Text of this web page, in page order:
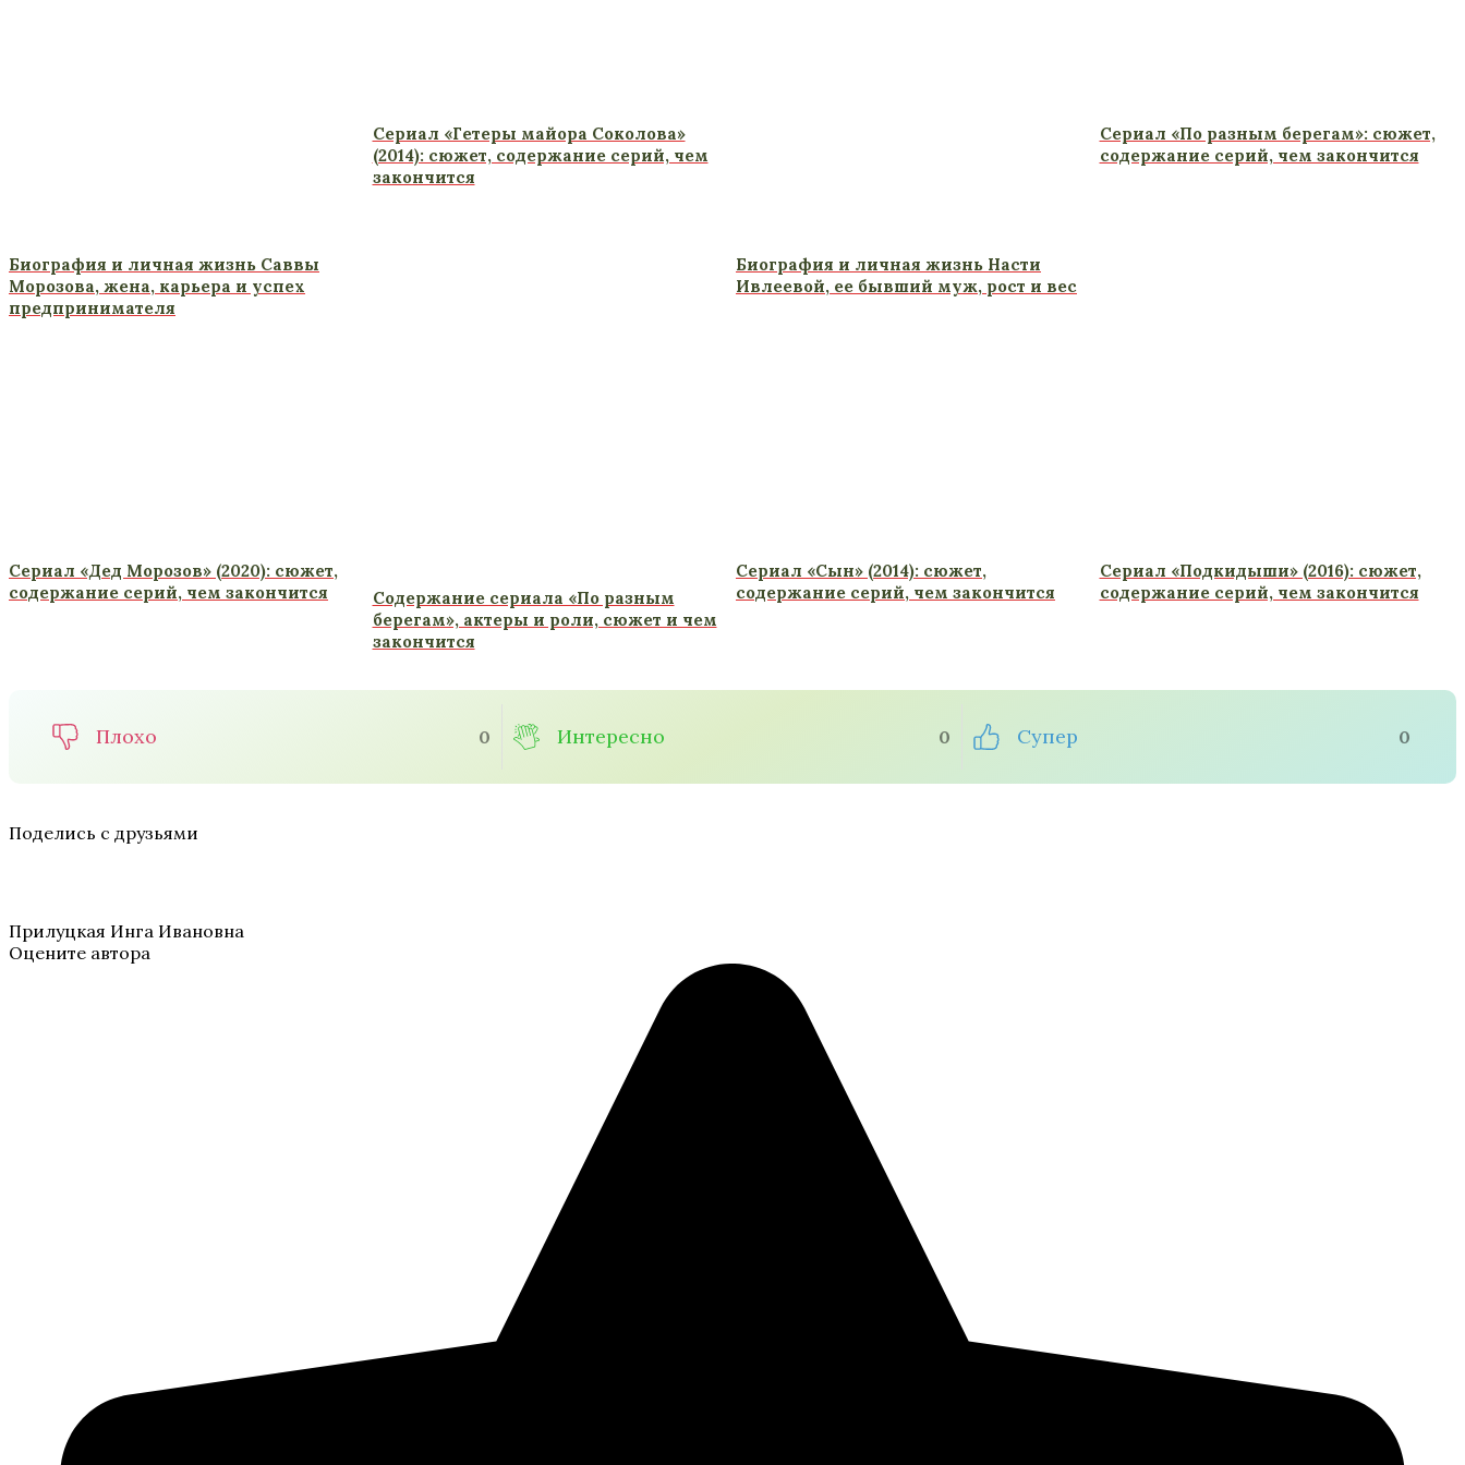
Биография и личная жизнь Саввы
Морозова, жена, карьера и успех
предпринимателя
Сериал «Гетеры майора Соколова»
(2014): сюжет, содержание серий, чем
закончится
Биография и личная жизнь Насти
Ивлеевой, ее бывший муж, рост и вес
Сериал «По разным берегам»: сюжет,
содержание серий, чем закончится
Сериал «Дед Морозов» (2020): сюжет,
содержание серий, чем закончится
Содержание сериала «По разным
берегам», актеры и роли, сюжет и чем
закончится
Сериал «Сын» (2014): сюжет,
содержание серий, чем закончится
Сериал «Подкидыши» (2016): сюжет,
содержание серий, чем закончится
Плохо 0 Интересно 0 Супер 0
Поделись с друзьями
Прилуцкая Инга Ивановна
Оцените автора